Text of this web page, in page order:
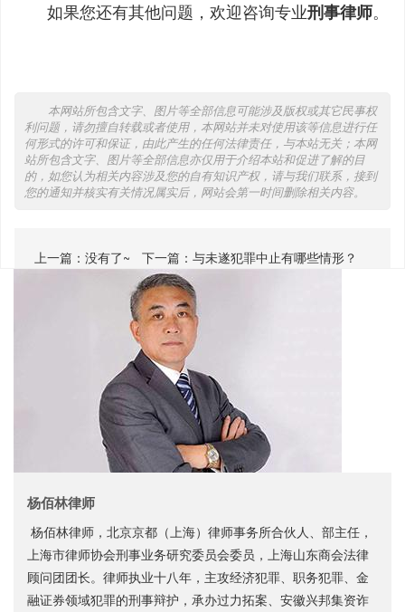
如果您还有其他问题，欢迎咨询专业刑事律师。
本网站所包含文字、图片等全部信息可能涉及版权或其它民事权
利问题，请勿擅自转载或者使用，本网站并未对使用该等信息进行任
何形式的许可和保证，由此产生的任何法律责任，与本站无关；本网
站所包含文字、图片等全部信息亦仅用于介绍本站和促进了解的目
的，如您认为相关内容涉及您的自有知识产权，请与我们联系，接到
您的通知并核实有关情况属实后，网站会第一时间删除相关内容。
上一篇：没有了~ 下一篇： 与未遂犯罪中止有哪些情形？
杨佰林律师
杨佰林律师，北京京都（上海）律师事务所合伙人、部主任，
上海市律师协会刑事业务研究委员会委员，上海山东商会法律
顾问团团长。律师执业十八年，主攻经济犯罪、职务犯罪、金
融证券领域犯罪的刑事辩护，承办过力拓案、安徽兴邦集资诈